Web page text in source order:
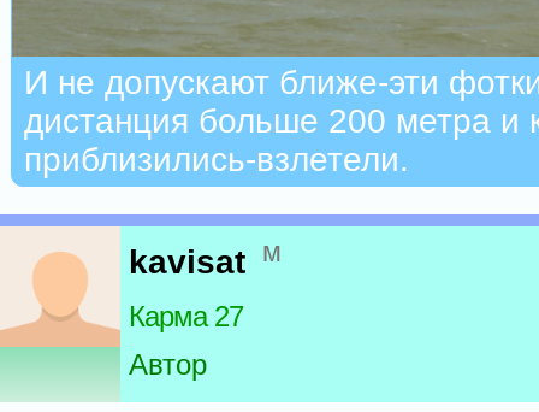
И не допускают ближе-эти
дистанция больше 200 метра и
приблизились-взлетели.
kavisat м
Карма 27
Автор